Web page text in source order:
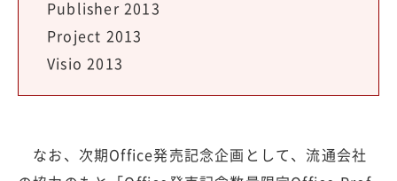
Publisher 2013
Project 2013
Visio 2013
なお、次期Office発売記念企画として、流通会社